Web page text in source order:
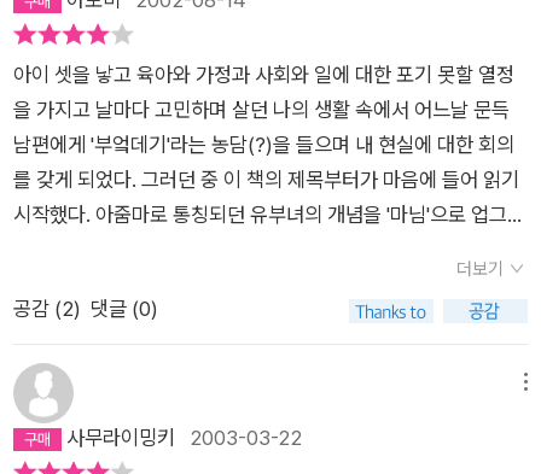
보면 말이다. 뭐, '마님과 삼돌이'라고 해서 한쪽을 휘두르고, 이
아니다. 진산은 어린 자식과 성질 좀 있는 남편을 둔, 그리고 부부
작가로 살고 있는 사람으로, 생활 속에서 일어나는 이야기(마님
이 애를 낳을 때 이야기, 그리고 여러 치과를 전전했던 이야기가
특히 재밌었다.)들을 입담이 좋게 풀 줄 아는 재미있는 작가인 것
같다. 이 책을 읽으면서 진산 마님이 내가 아는 친구이거나, 선배
이거나 였다면 참 경제적이었겠단 생각이 든다. 왜냐면 이런 이야
기들은 지면을 빌어 듣는 거 보담, 직접 듣는 게 훨씬 생생하고 재
않았을 텐데 말이다.......(즉, 본전이 생각나게 하는 책이기도 했
다.)
아이 셋을 낳고 육아와 가정과 사회와 일에 대한 포기 못할 열정
을 가지고 날마다 고민하며 살던 나의 생활 속에서 어느날 문득
남편에게 '부엌데기'라는 농담(?)을 들으며 내 현실에 대한 회의
를 갖게 되었다. 그러던 중 이 책의 제목부터가 마음에 들어 읽기
시작했다. 아줌마로 통칭되던 유부녀의 개념을 '마님'으로 업그레
작가의 문체가 만화를 보는 듯 명료하고 직접적이어서 읽기가 한
결 재미있었다. 자기자신에 대한 미화 없이 솔직하게, 그러나 남
듯해서 삶에 대한 진지함을 느낄 수 있었다. 무엇보다도 이 책을
읽고 난 후 나는 이 가정의 주체자라는 느낌을 갖게 된 것이 가장
큰 수확이었다. 남편의 몸종도, 육아전문가도, 식모도 아닌 가정
더보기
공감 (2) 댓글 (0)
사무라이밍키 2003-03-22